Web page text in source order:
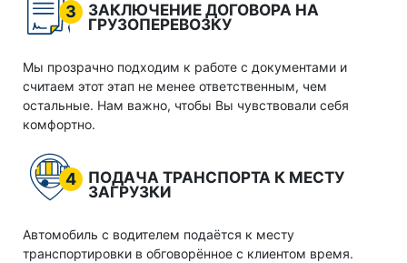
3
ЗАКЛЮЧЕНИЕ ДОГОВОРА НА
ГРУЗОПЕРЕВОЗКУ
Мы прозрачно подходим к работе с документами и
считаем этот этап не менее ответственным, чем
остальные. Нам важно, чтобы Вы чувствовали себя
комфортно.
4
ПОДАЧА ТРАНСПОРТА К МЕСТУ
ЗАГРУЗКИ
Автомобиль с водителем подаётся к месту
транспортировки в обговорённое с клиентом время.